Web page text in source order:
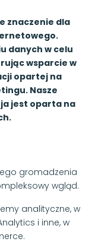
znaczenie dla
danych w celu
wsparcie w
opartej na
Nasze
jest oparta na
gromadzenia
wgląd.
analityczne, w
i inne, w